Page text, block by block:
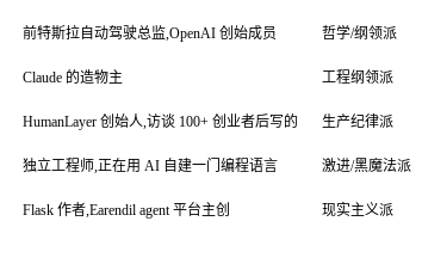
前特斯拉自动驾驶总监,OpenAI 创始成员 哲学/纲领派
Claude 的造物主 工程纲领派
HumanLayer 创始人,访谈 100+ 创业者后写的 生产纪律派
独立工程师,正在用 AI 自建一门编程语言 激进/黑魔法派
Flask 作者,Earendil agent 平台主创 现实主义派